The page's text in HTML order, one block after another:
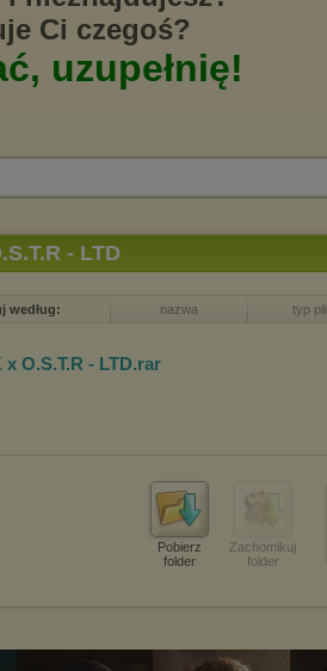
- LTD
według: nazwa typ
x O.S.T.R - LTD.rar
Pobierz
folder
Zachomikuj
folder